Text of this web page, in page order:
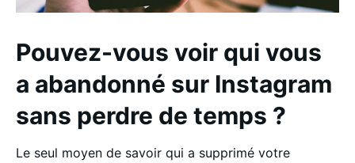
Pouvez-vous voir qui vous
a abandonné sur Instagram
sans perdre de temps ?
Le seul moyen de savoir qui a supprimé votre